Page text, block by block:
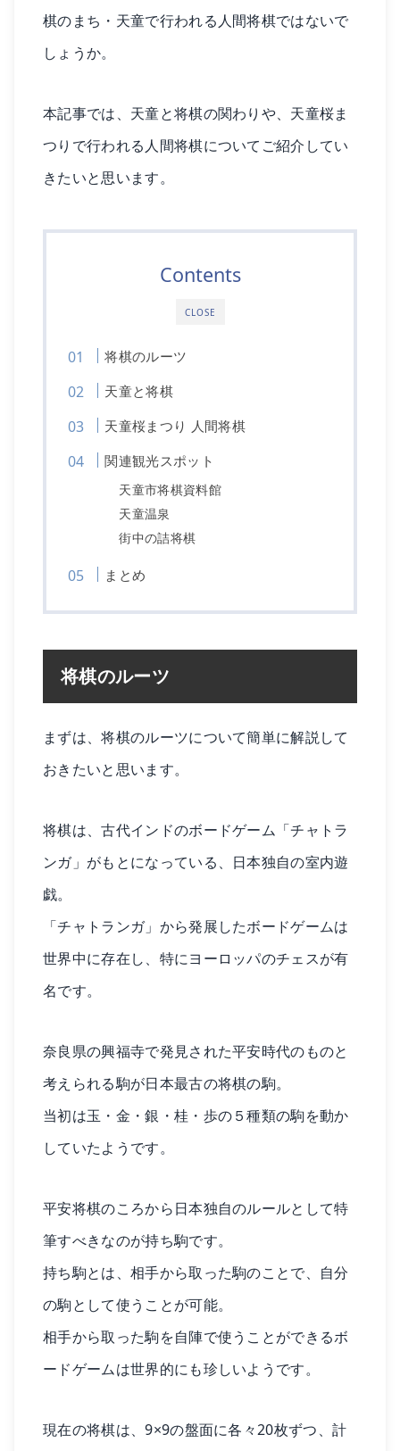
棋のまち・天童で行われる人間将棋ではないで
しょうか。
本記事では、天童と将棋の関わりや、天童桜ま
つりで行われる人間将棋についてご紹介してい
きたいと思います。
CLOSE
Contents
将棋のルーツ
天童と将棋
天童桜まつり 人間将棋
関連観光スポット
天童市将棋資料館
天童温泉
街中の詰将棋
まとめ
将棋のルーツ
まずは、将棋のルーツについて簡単に解説して
おきたいと思います。
将棋は、古代インドのボードゲーム「チャトラ
ンガ」がもとになっている、日本独自の室内遊
戯。
「チャトランガ」から発展したボードゲームは
世界中に存在し、特にヨーロッパのチェスが有
名です。
奈良県の興福寺で発見された平安時代のものと
考えられる駒が日本最古の将棋の駒。
当初は玉・金・銀・桂・歩の５種類の駒を動か
していたようです。
平安将棋のころから日本独自のルールとして特
筆すべきなのが持ち駒です。
持ち駒とは、相手から取った駒のことで、自分
の駒として使うことが可能。
相手から取った駒を自陣で使うことができるボ
ードゲームは世界的にも珍しいようです。
現在の将棋は、9×9の盤面に各々20枚ずつ、計